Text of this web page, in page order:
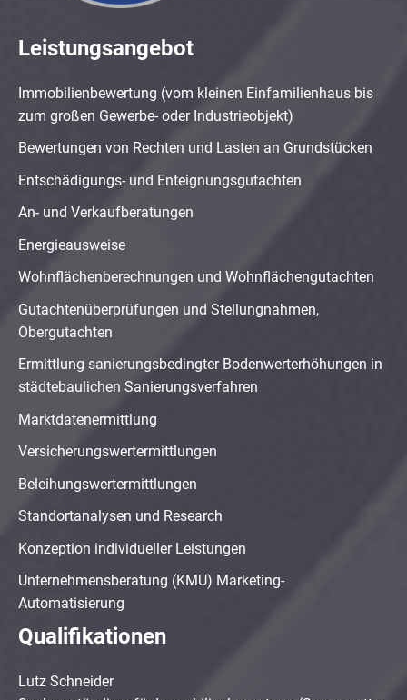
Leistungsangebot
Immobilienbewertung (vom kleinen Einfamilienhaus bis
zum großen Gewerbe- oder Industrieobjekt)
Bewertungen von Rechten und Lasten an Grundstücken
Entschädigungs- und Enteignungsgutachten
An- und Verkaufberatungen
Energieausweise
Wohnflächenberechnungen und Wohnflächengutachten
Gutachtenüberprüfungen und Stellungnahmen,
Obergutachten
Ermittlung sanierungsbedingter Bodenwerterhöhungen in
städtebaulichen Sanierungsverfahren
Marktdatenermittlung
Versicherungswertermittlungen
Beleihungswertermittlungen
Standortanalysen und Research
Konzeption individueller Leistungen
Unternehmensberatung (KMU) Marketing-
Automatisierung
Qualifikationen
Lutz Schneider